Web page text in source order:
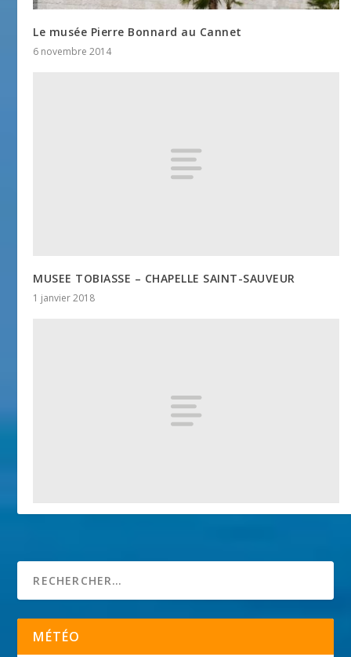
Le musée Pierre Bonnard au Cannet
6 novembre 2014
MUSEE TOBIASSE – CHAPELLE SAINT-SAUVEUR
1 janvier 2018
MÉTÉO